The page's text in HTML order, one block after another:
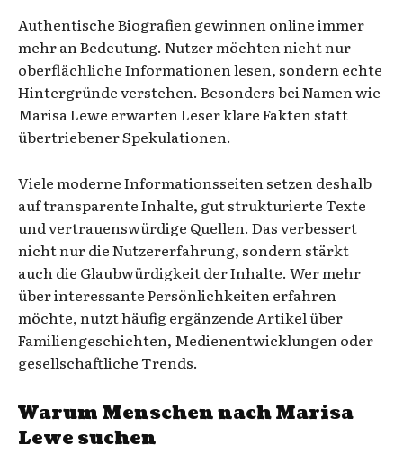
Authentische Biografien gewinnen online immer
mehr an Bedeutung. Nutzer möchten nicht nur
oberflächliche Informationen lesen, sondern echte
Hintergründe verstehen. Besonders bei Namen wie
Marisa Lewe erwarten Leser klare Fakten statt
übertriebener Spekulationen.
Viele moderne Informationsseiten setzen deshalb
auf transparente Inhalte, gut strukturierte Texte
und vertrauenswürdige Quellen. Das verbessert
nicht nur die Nutzererfahrung, sondern stärkt
auch die Glaubwürdigkeit der Inhalte. Wer mehr
über interessante Persönlichkeiten erfahren
möchte, nutzt häufig ergänzende Artikel über
Familiengeschichten, Medienentwicklungen oder
gesellschaftliche Trends.
Warum Menschen nach Marisa
Lewe suchen